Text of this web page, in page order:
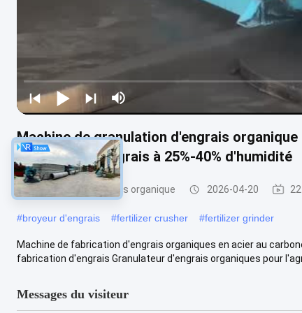
Machine de granulation d'engrais
production d'engrais à 25%-40% d'humidité
granulatoire d'engrais organique 2026-04-20
#broyeur d'engrais #fertilizer crusher #fertilizer grinder
Machine de fabrication d'engrais organiques en acier au
fabrication d'engrais Granulateur d'engrais organiques pour
Messages du visiteur